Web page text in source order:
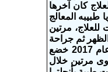
من 6 مرات يسافر البابا للعلاج كان آخرها
يزور سنويا طبيبه المعالج
الصحية. وفى عام 2017 وحدها سافر البابا خارج مصر 4 مرات للعلاج، مرتين
ثم جراحة
ميكروسكوبية بمستشفيات شون كلينك بفرانكفورت وبرئاسة الطبيب المعالج مايكل ماير فى عام 2017 خضع
مرتين خلال